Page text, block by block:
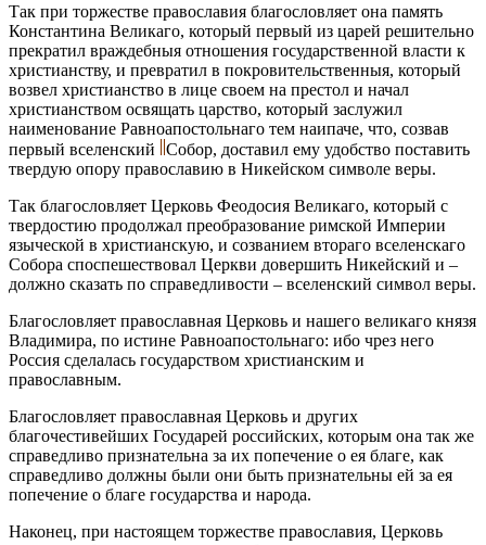
Так при торжестве православия благословляет она память
Константина Великаго, который первый из царей решительно
прекратил враждебныя отношения государственной власти к
христианству, и превратил в покровительственныя, который
возвел христианство в лице своем на престол и начал
христианством освящать царство, который заслужил
наименование Равноапостольнаго тем наипаче, что, созвав
первый вселенский
Собор, доставил ему удобство поставить
твердую опору православию в Никейском символе веры.
Так благословляет Церковь Феодосия Великаго, который с
твердостию продолжал преобразование римской Империи
языческой в христианскую, и созванием втораго вселенскаго
Собора споспешествовал Церкви довершить Никейский и –
должно сказать по справедливости – вселенский символ веры.
Благословляет православная Церковь и нашего великаго князя
Владимира, по истине Равноапостольнаго: ибо чрез него
Россия сделалась государством христианским и
православным.
Благословляет православная Церковь и других
благочестивейших Государей российских, которым она так же
справедливо признательна за их попечение о ея благе, как
справедливо должны были они быть признательны ей за ея
попечение о благе государства и народа.
Наконец, при настоящем торжестве православия, Церковь